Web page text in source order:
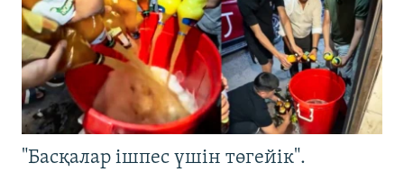
"Басқалар ішпес үшін төгейік".